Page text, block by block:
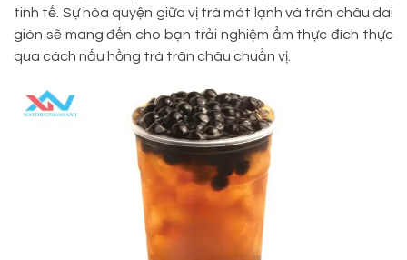
tinh tế. Sự hòa quyện giữa vị trà mát lạnh và trân châu dai
giòn sẽ mang đến cho bạn trải nghiệm ẩm thực đích thực
qua cách nấu hồng trà trân châu chuẩn vị.